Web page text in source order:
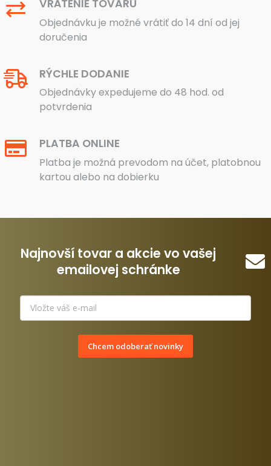
VRÁTENIE TOVARU
Objednávku je možné vrátiť do 14 dní od jej
doručenia
RÝCHLE DODANIE
Objednávky expedujeme do 48 hod. od
potvrdenia
PLATBA ONLINE
Platba je možná prevodom na účet, platobnou
kartou alebo na dobierku
Najnovší tovar a akcie vo vašej
emailovej schránke
Chcem odoberať novinky